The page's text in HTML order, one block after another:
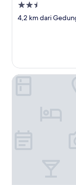
Properti
bintang
4,2 km dari
Alimoer Hotel